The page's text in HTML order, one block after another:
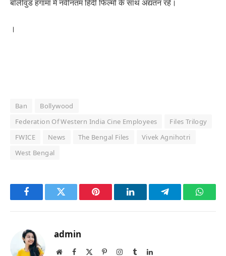
बॉलीवुड हंगामा में नवीनतम हिंदी फिल्मों के साथ अद्यतन रहें।
।
Ban
Bollywood
Federation Of Western India Cine Employees
Files Trilogy
FWICE
News The Bengal Files
Vivek Agnihotri
West Bengal
FacebookTwitter Pinterest LinkedInTelegram
admin
WebsiteFacebook PinterestInstagram
TumblrLinkedIn